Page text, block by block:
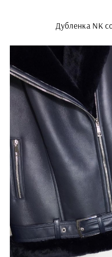
Дубленка NK